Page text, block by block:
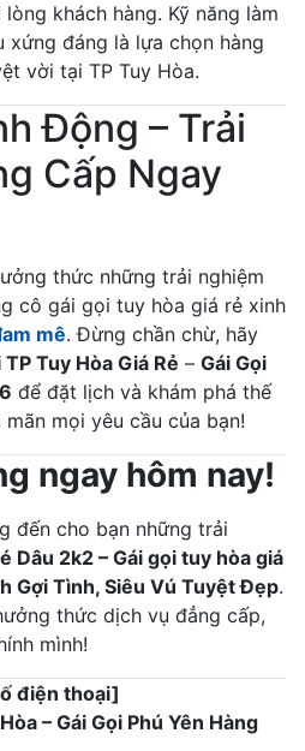
khách hàng. Kỹ năng làm
xứng đáng là lựa chọn hàng
vời tại TP Tuy Hòa.
Động – Trải
Cấp Ngay
thức những trải nghiệm
cô gái gọi tuy hòa giá rẻ xinh
mê. Đừng chần chừ, hãy
TP Tuy Hòa Giá Rẻ – Gái Gọi
để đặt lịch và khám phá thế
mọi yêu cầu của bạn!
ngay hôm nay!
đến cho bạn những trải
Dâu 2k2 – Gái gọi tuy hòa giá
Gợi Tình, Siêu Vú Tuyệt Đẹp.
thức dịch vụ đẳng cấp,
mình!
điện thoại]
– Gái Gọi Phú Yên Hàng